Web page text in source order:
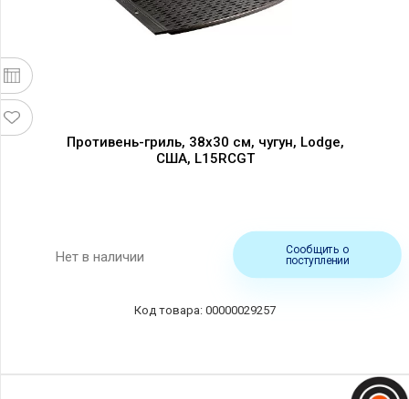
Противень-гриль, 38х30 см, чугун, Lodge,
США, L15RCGT
Нет в наличии
Сообщить о
поступлении
00000029257